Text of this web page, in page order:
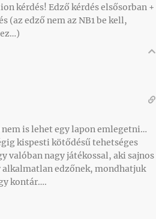
kérdés! Edző kérdés elsősorban +
(az edző nem az NB1 be kell,
is lehet egy lapon emlegetni…
kispesti kötődésű tehetséges
valóban nagy játékossal, aki sajnos
edzőnek, mondhatjuk
kontár….